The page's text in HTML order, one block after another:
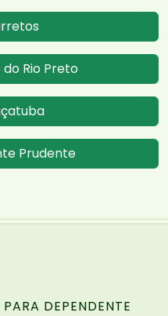
do Rio Preto
Prudente
DEPENDENTE